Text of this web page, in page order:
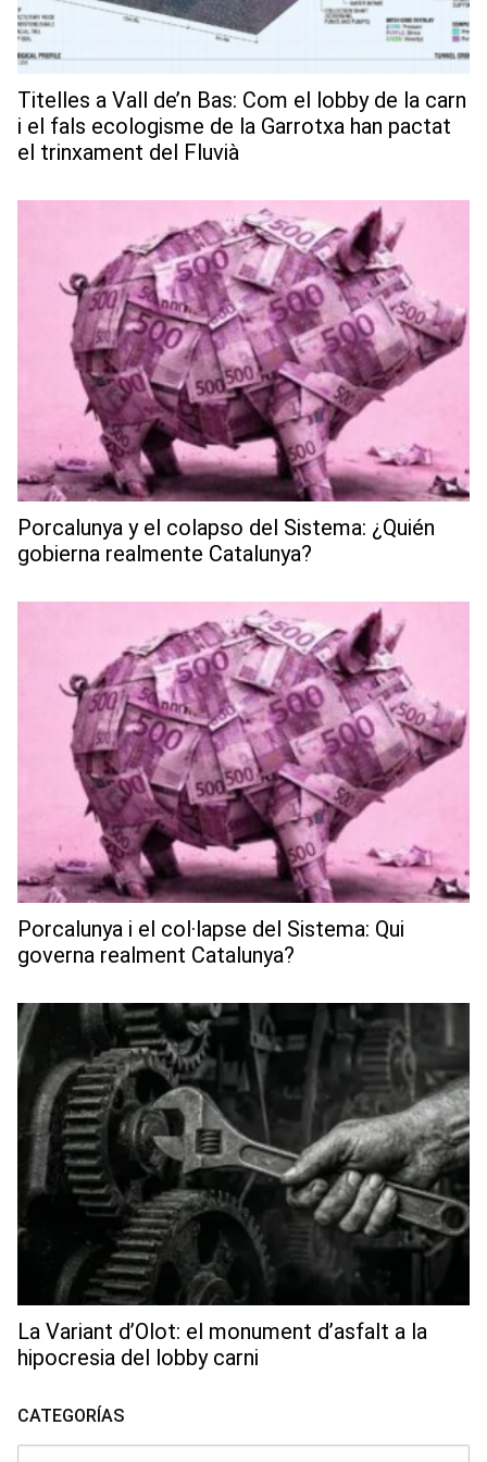
Titelles a Vall de’n Bas: Com el lobby de la carn
i el fals ecologisme de la Garrotxa han pactat
el trinxament del Fluvià
Porcalunya y el colapso del Sistema: ¿Quién
gobierna realmente Catalunya?
Porcalunya i el col·lapse del Sistema: Qui
governa realment Catalunya?
La Variant d’Olot: el monument d’asfalt a la
hipocresia del lobby carni
CATEGORÍAS